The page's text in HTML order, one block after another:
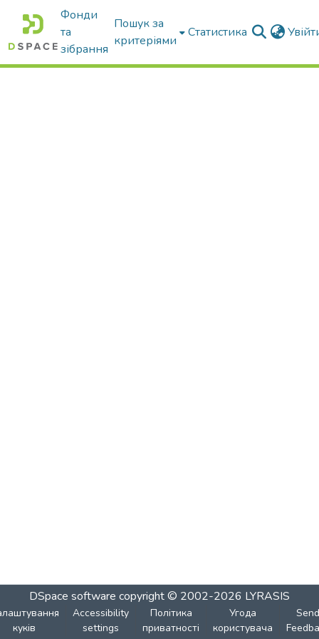
Фонди
та
зібрання
Пошук за
критеріями
Статистика
DSpace software copyright © 2002-2026 LYRASIS
куків
Accessibility
settings
Політика
приватності
Угода
користувача
Send